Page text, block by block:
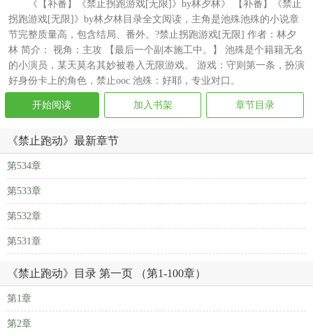
《【补番】《禁止拐跑游戏[无限]》by林夕林》 【补番】《禁止
拐跑游戏[无限]》by林夕林目录全文阅读，主角是池殊池殊的小说章
节完整质量高，包含结局、番外。?禁止拐跑游戏[无限] 作者：林夕
林 简介： 视角：主攻 【最后一个副本施工中。】 池殊是个籍籍无名
的小演员，某天莫名其妙被卷入无限游戏。 游戏：守则第一条，扮演
好身份卡上的角色，禁止ooc 池殊：好耶，专业对口。
开始阅读 加入书架 章节目录
《禁止跑动》最新章节
第534章
第533章
第532章
第531章
《禁止跑动》目录 第一页 （第1-100章）
第1章
第2章